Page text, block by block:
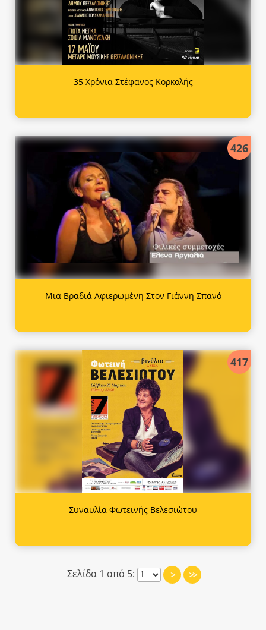
35 Χρόνια Στέφανος Κορκολής
426
Μια Βραδιά Αφιερωμένη Στον Γιάννη Σπανό
417
Συναυλία Φωτεινής Βελεσιώτου
Σελίδα 1 από 5: > >>